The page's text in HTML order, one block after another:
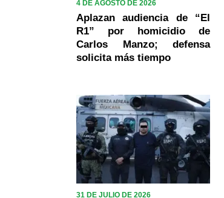
4 DE AGOSTO DE 2026
Aplazan audiencia de “El
R1” por homicidio de
Carlos Manzo; defensa
solicita más tiempo
31 DE JULIO DE 2026